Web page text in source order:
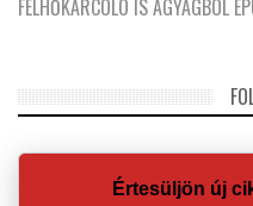
FELHŐKARCOLÓ IS AGYAGBÓL
Értesüljön új